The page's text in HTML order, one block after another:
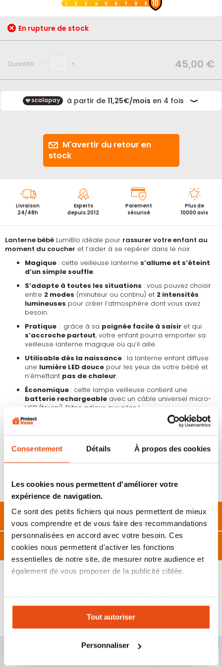
Consentement Détails À propos des cookies
Les cookies nous permettent d'améliorer votre
expérience de navigation.
Ce sont des petits fichiers qui nous permettent de mieux
vous comprendre et de vous faire des recommandations
personnalisées en accord avec votre besoin. Ces
cookies nous permettent d'activer les fonctions
essentielles de notre site, de mesurer notre audience et
également de vous proposer de la publicité ciblée.
expérience personnalisée sur notre site. Vous pouvez
changer votre choix à n'importe quel moment. Refuser
tous les cookies peut limiter certaines fonctionnalités.
Tout autoriser
Personnaliser
de
la
1 2 3 4 5 6 7 8 9 10
Lanterne bébé LumiBlo idéale pour rassurer votre enfant au
moment du coucher et l’aider à se repérer dans le noir.
Magique : cette veilleuse lanterne s’allume et s’éteint
d’un simple souffle.
S’adapte à toutes les situations : vous pouvez choisir
entre 2 modes (minuteur ou continu) et 2 intensités
lumineuses pour créer l’atmosphère dont vous avez
besoin.
Pratique : grâce à sa poignée facile à saisir et qui
s’accroche partout, votre enfant pourra emporter sa
veilleuse lanterne magique où qu’il aille.
Utilisable dès la naissance : la lanterne enfant diffuse
une lumière LED douce pour les yeux de votre bébé et
n’émettant pas de chaleur.
Économique : cette lampe veilleuse contient une
batterie rechargeable avec un câble universel micro-
USB (fourni). Dites adieux aux piles !
Garantie : 2 ans
En rupture de stock
Quantité : - + 45,00 €
M'avertir du retour en
stock
Livraison
24/48h
Experts
depuis 2012
Paiement
sécurisé
Plus de
10000 avis
Description
Caractéristiques
VOUS POURRIEZ ÉGALEMENT ÊTRE INTÉRESSÉ